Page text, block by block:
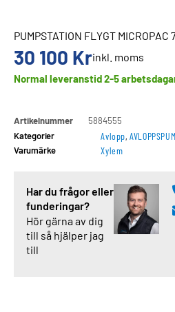
PUMPSTATION FLYGT MICROPAC
30 100 Krinkl. moms
Normal leveranstid 2-5
Artikelnummer
5884555
Kategorier
Avlopp,
Varumärke Xylem
Har du frågor eller
funderingar?
Hör gärna av dig
till så hjälper jag
till